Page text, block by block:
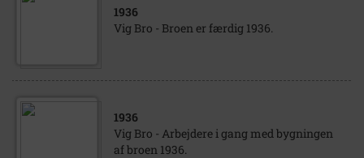
1936
Vig Bro - Broen er færdig 1936.
1936
Vig Bro - Arbejdere i gang med bygningen
af broen 1936.